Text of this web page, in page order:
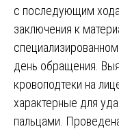
с последующим
заключения к
день обращения.
кровоподтеки на
характерные для
пальцами.